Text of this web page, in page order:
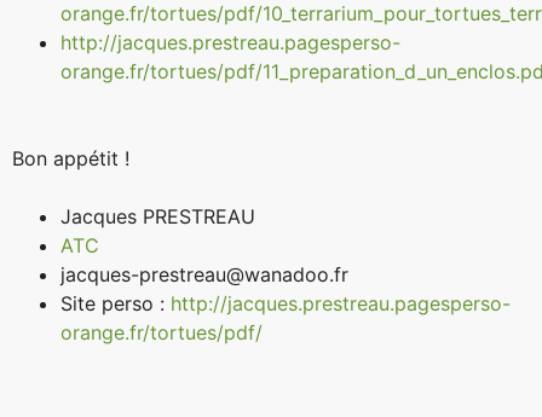
orange.fr/tortues/pdf/
http://jacques.prestreau.pagesperso-
orange.fr/tortues/pdf/
Bon appétit !
Jacques PRESTREAU
ATC
jacques-prestreau@wanadoo.fr
Site perso : http://jacques.prestreau.pagesperso-
orange.fr/tortues/pdf/